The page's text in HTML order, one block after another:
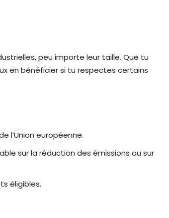
peu importe leur taille. Que tu
en bénéficier si tu respectes certains
l’Union européenne.
sur la réduction des émissions ou sur
éligibles.